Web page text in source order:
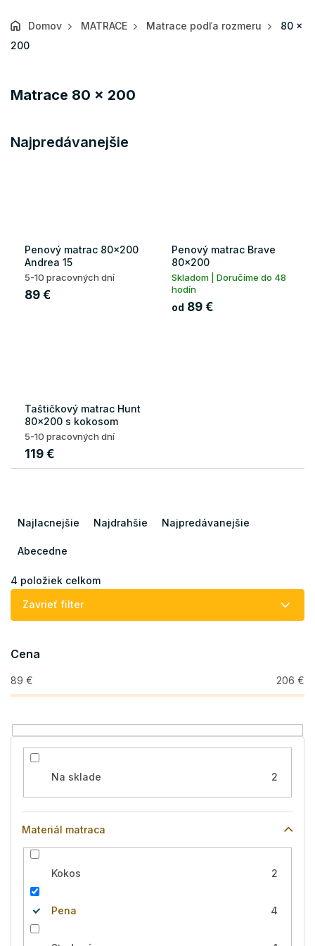
Domov MATRACE Matrace podľa rozmeru
80 x
200
Matrace 80 x 200
Najpredávanejšie
Penový matrac 80x200
Andrea 15
5-10 pracovných dní
89 €
Penový matrac Brave
80x200
Skladom | Doručíme do 48
hodín
od 89 €
Taštičkový matrac Hunt
80x200 s kokosom
5-10 pracovných dní
119 €
e
i
d
u
k
o
v
Najlacnejšie Najdrahšie Najpredávanejšie
Abecedne
4 položiek celkom
Zavrieť filter
Cena
89 € 206 €
Na sklade 2
Materiál matraca
Kokos 2
Pena 4